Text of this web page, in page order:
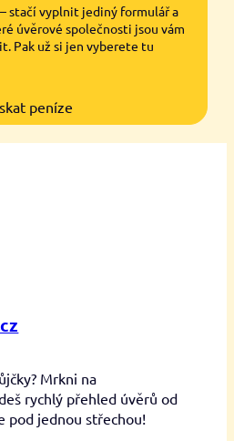
stačí vyplnit jediný formulář a
úvěrové společnosti jsou vám
Pak už si jen vyberete tu
peníze
Mrkni na
rychlý přehled úvěrů od
pod jednou střechou!